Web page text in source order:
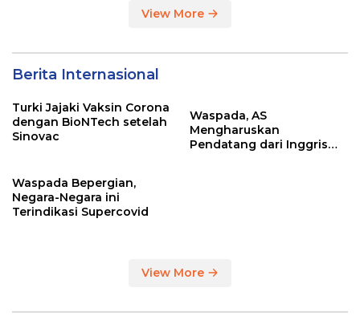
View More
Berita Internasional
Turki Jajaki Vaksin Corona
dengan BioNTech setelah
Sinovac
Waspada, AS
Mengharuskan
Pendatang dari Inggris
Waspada Bepergian,
Negara-Negara ini
Terindikasi Supercovid
View More